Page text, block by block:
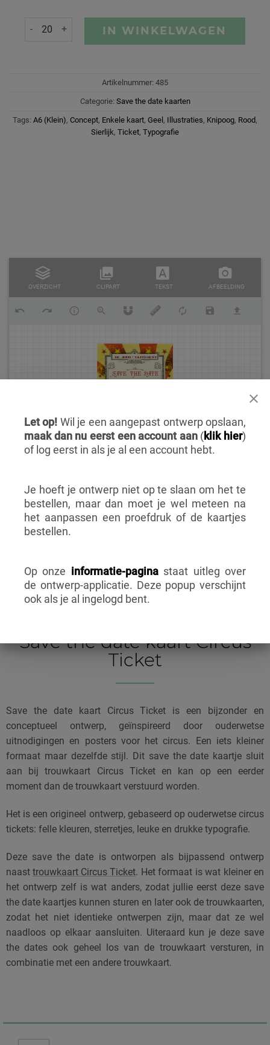
IN WINKELWAGEN
Artikelnummer: 485
Categorie: Save the date kaarten
Tags: A6 (Klein), Concept, Enkele kaart, Geel, Illustraties, Knipoog, Rood,
Sierlijk, Ticket, Typografie
OVERZICHT CLIPART TEKST AFBEELDING
BESCHRIJVING
Save the date kaart Circus
Ticket
Save the date kaart Circus Ticket is een bijzonder en
conceptueel ontwerp, geïnspireerd door ouderwetse
uitnodigingen en posters voor het circus. Een iets kleiner
formaat maar dezelfde stijl. Dit save the date kaartje sluit
aan bij trouwkaart Circus Ticket en kan op een eerder
moment dan de trouwkaart verstuurd worden.
Het is een origineel ontwerp, gebaseerd op ouderwetse circus
tickets: felle kleuren, sterretjes, leuke en drukke typografie.
Deze save the date is ontworpen als bijpassend ontwerp
naast trouwkaart Circus Ticket. Het formaat is wat kleiner en
het ontwerp zelf is wat anders, zodat jullie eerst deze save
the date kaartjes kunnen sturen en later ook de trouwkaarten,
zodat het niet identieke ontwerpen zijn, maar dat ze wel
naadloos op elkaar aansluiten. Uiteraard kun je deze save
the dates ook geheel los van de trouwkaart versturen, in
combinatie met een andere trouwkaart.
Let op! Wil je een aangepast ontwerp opslaan,
maak dan nu eerst een account aan( klik hier)
of log eerst in als je al een account hebt.
Je hoeft je ontwerp niet op te slaan om het te
bestellen, maar dan moet je wel meteen na
het aanpassen een proefdruk of de kaartjes
bestellen.
Op onze informatie-paginastaat uitleg over
de ontwerp-applicatie. Deze popup verschijnt
ook als je al ingelogd bent.